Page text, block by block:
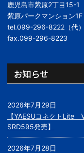
鹿児島市紫原2丁目15-1
紫原パークマンション
tel.099-296-8222（代）
fax.099-296-8223
お知らせ
2026年7月29日
【YAESUコネクトLite
SRD595発売】
2026年7月28日